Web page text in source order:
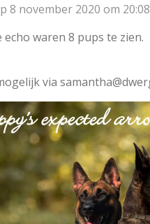
8 november 2020 om 20:08
echo waren 8 pups te zien.
via